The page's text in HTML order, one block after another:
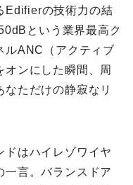
Edifierの技術力の結
という業界最高ク
ルANC（アクティブ
オンにした瞬間、周
ただけの静寂なリ
ドはハイレゾワイヤ
一言。バランスドア